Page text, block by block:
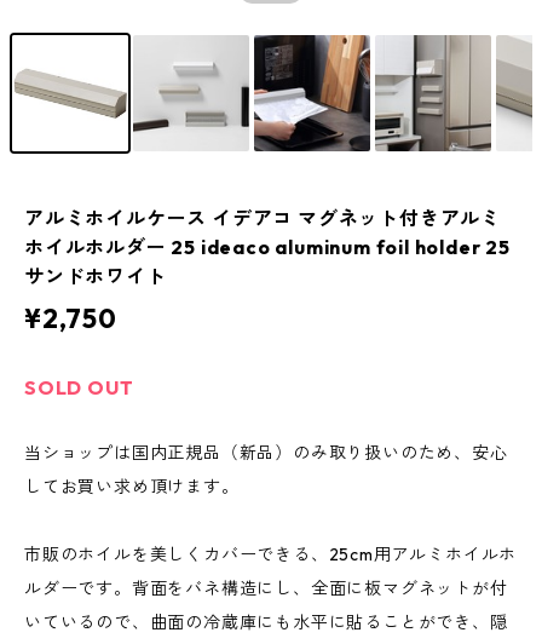
アルミホイルケース イデアコ マグネット付きアルミ
ホイルホルダー 25 ideaco aluminum foil holder 25
サンドホワイト
¥2,750
SOLD OUT
当ショップは国内正規品（新品）のみ取り扱いのため、安心
してお買い求め頂けます。
市販のホイルを美しくカバーできる、25cm用アルミホイルホ
ルダーです。背面をバネ構造にし、全面に板マグネットが付
いているので、曲面の冷蔵庫にも水平に貼ることができ、隠